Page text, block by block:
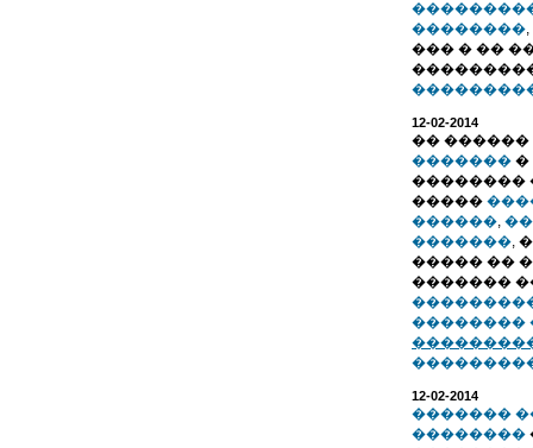
��������
��� � ��
12-02-2014
�� ������
������� �
��������
�����
������,
�������,
����� ��
�������
��������
12-02-2014
�������
��������